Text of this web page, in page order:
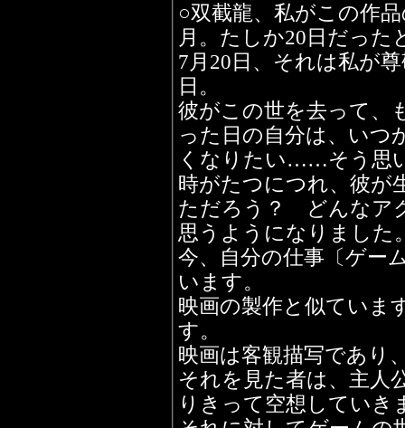
○双截龍、私がこの作
月。たしか20日だった
7月20日、それは私が
日。
彼がこの世を去って、
った日の自分は、いつ
くなりたい……そう思
時がたつにつれ、彼が
ただろう？ どんなア
思うようになりました
今、自分の仕事〔ゲー
います。
映画の製作と似ていま
す。
映画は客観描写であり
それを見た者は、主人
りきって空想していき